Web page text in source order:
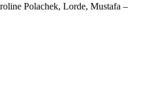
Polachek, Lorde, Mustafa –